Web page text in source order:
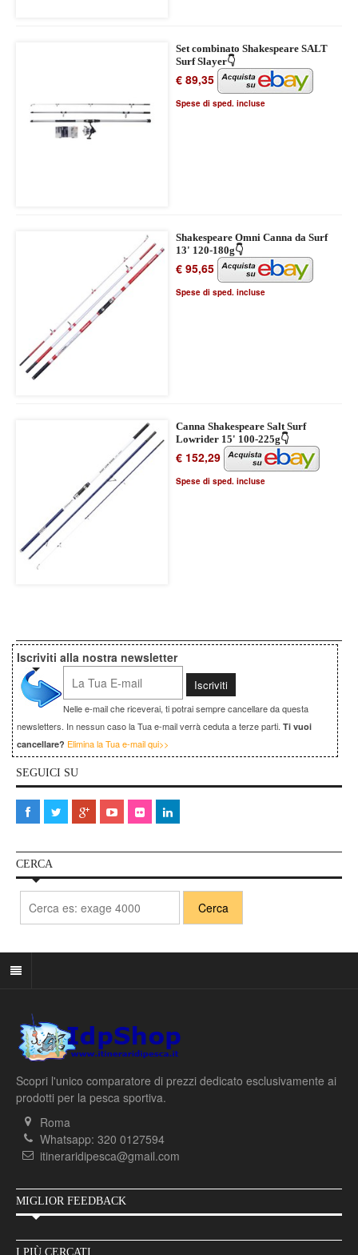
Set combinato Shakespeare SALT
Surf Slayer👇
€ 89,35
Spese di sped. incluse
Shakespeare Omni Canna da Surf
13' 120-180g👇
€ 95,65
Spese di sped. incluse
Canna Shakespeare Salt Surf
Lowrider 15' 100-225g👇
€ 152,29
Spese di sped. incluse
Iscriviti alla nostra newsletter
Nelle e-mail che riceverai, ti potrai sempre cancellare da questa
newsletters. In nessun caso la Tua e-mail verrà ceduta a terze parti. Ti vuoi
cancellare? Elimina la Tua e-mail qui>>
SEGUICI SU
CERCA
Scopri l'unico comparatore di prezzi dedicato esclusivamente ai
prodotti per la pesca sportiva.
Roma
Whatsapp: 320 0127594
itineraridipesca@gmail.com
MIGLIOR FEEDBACK
I PIÙ CERCATI